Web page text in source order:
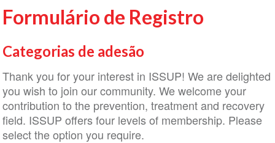
Formulário de Registro
Categorias de adesão
Thank you for your interest in ISSUP! We are delighted
you wish to join our community. We welcome your
contribution to the prevention, treatment and recovery
field. ISSUP offers four levels of membership. Please
select the option you require.